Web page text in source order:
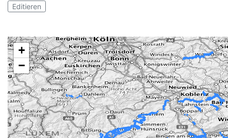
Editieren
+
−